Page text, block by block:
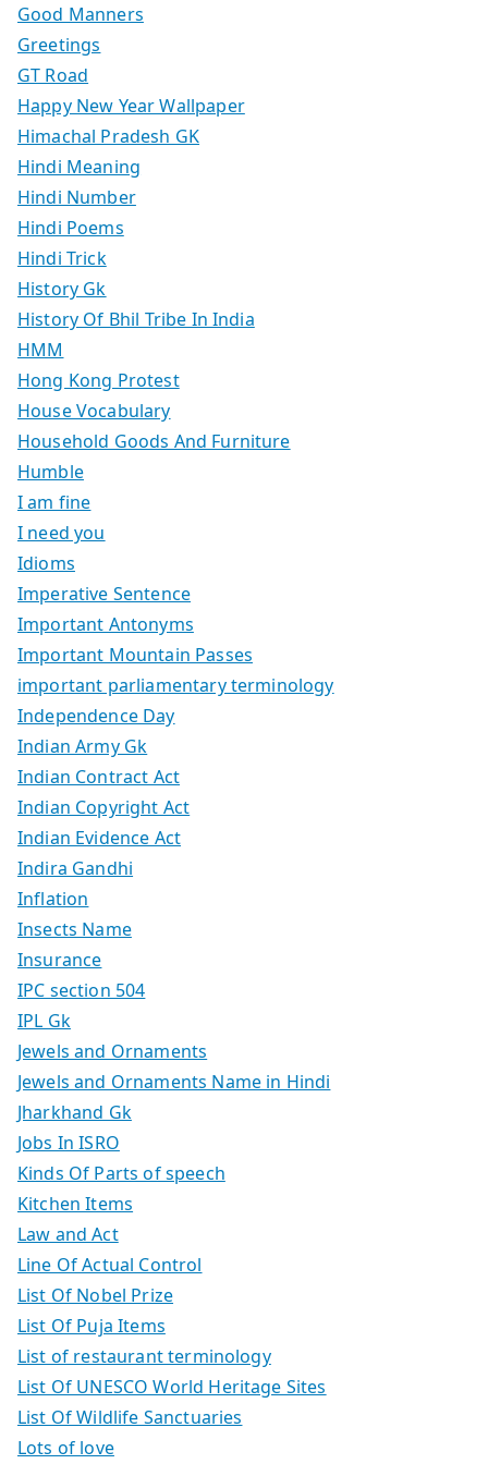
Good Manners
Greetings
GT Road
Happy New Year Wallpaper
Himachal Pradesh GK
Hindi Meaning
Hindi Number
Hindi Poems
Hindi Trick
History Gk
History Of Bhil Tribe In India
HMM
Hong Kong Protest
House Vocabulary
Household Goods And Furniture
Humble
I am fine
I need you
Idioms
Imperative Sentence
Important Antonyms
Important Mountain Passes
important parliamentary terminology
Independence Day
Indian Army Gk
Indian Contract Act
Indian Copyright Act
Indian Evidence Act
Indira Gandhi
Inflation
Insects Name
Insurance
IPC section 504
IPL Gk
Jewels and Ornaments
Jewels and Ornaments Name in Hindi
Jharkhand Gk
Jobs In ISRO
Kinds Of Parts of speech
Kitchen Items
Law and Act
Line Of Actual Control
List Of Nobel Prize
List Of Puja Items
List of restaurant terminology
List Of UNESCO World Heritage Sites
List Of Wildlife Sanctuaries
Lots of love